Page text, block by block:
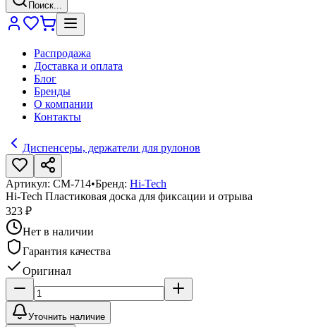
Поиск...
Распродажа
Доставка и оплата
Блог
Бренды
О компании
Контакты
Диспенсеры, держатели для рулонов
Артикул: CM-714•Бренд: Hi-Tech
Hi-Tech Пластиковая доска для фиксации и отрыва
323 ₽
Нет в наличии
Гарантия качества
Оригинал
Уточнить наличие